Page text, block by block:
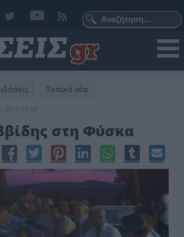
Τοπικά νέα
2011 15:59
στη Φύσκα